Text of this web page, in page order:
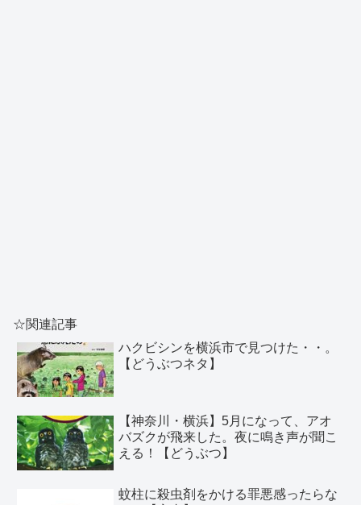
☆関連記事
ハクビシンを横浜市で見つけた・・。
【どうぶつネタ】
【神奈川・横浜】5月になって、アオ
バズクが飛来した。夜に鳴き声が聞こ
える！【どうぶつ】
蚊柱に殺虫剤をかける罪悪感ったらな